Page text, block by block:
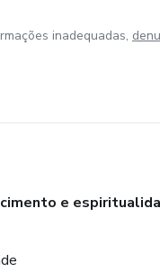
inadequadas,
e